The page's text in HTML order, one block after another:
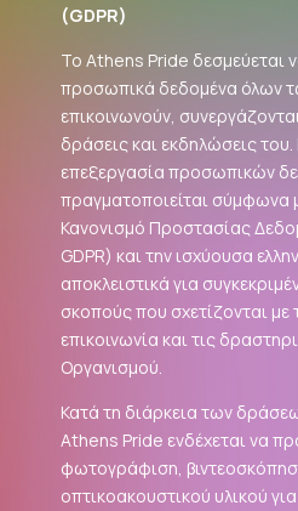
(GDPR)
Το Athens Pride δεσμεύεται
προσωπικά δεδομένα όλων
επικοινωνούν,
δράσεις και εκδηλώσεις
επεξεργασία προσωπικών
πραγματοποιείται σύμφωνα
Κανονισμό Προστασίας
GDPR) και την ισχύουσα
αποκλειστικά για
σκοπούς που σχετίζονται με
επικοινωνία και τις
Οργανισμού.
Κατά τη διάρκεια των
Athens Pride ενδέχεται να
φωτογράφιση,
οπτικοακουστικού υλικού